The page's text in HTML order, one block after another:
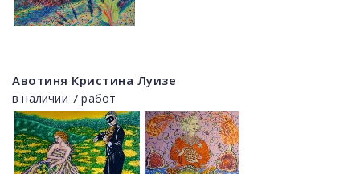
Авотиня Кристина Луизе
в наличии 7 работ